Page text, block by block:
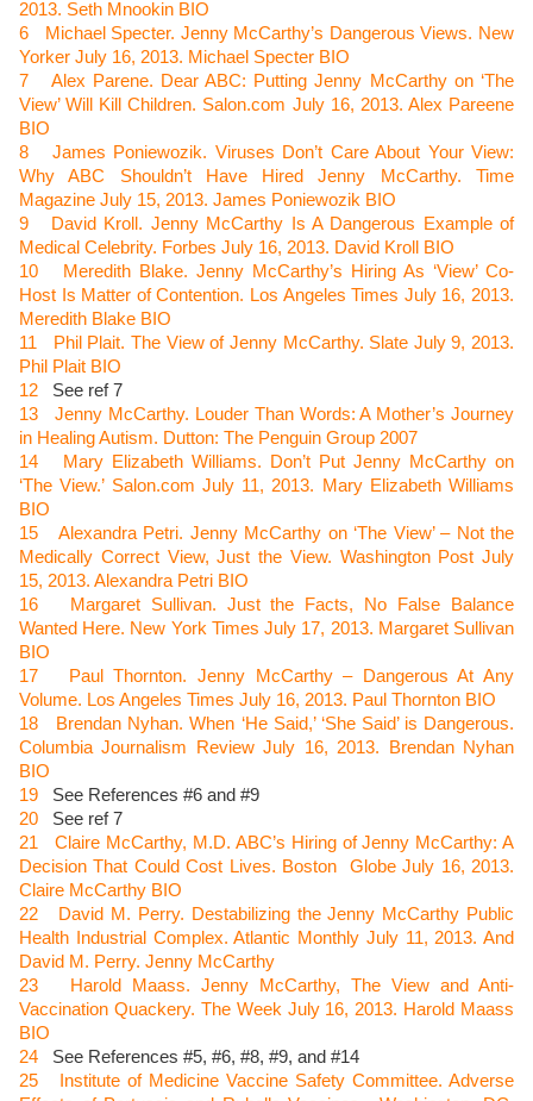
2013. Seth Mnookin BIO
6
Michael Specter. Jenny McCarthy’s Dangerous Views. New
Yorker July 16, 2013. Michael Specter BIO
7
Alex Parene. Dear ABC: Putting Jenny McCarthy on ‘The
View’ Will Kill Children. Salon.com July 16, 2013. Alex Pareene
BIO
8
James Poniewozik. Viruses Don’t Care About Your View:
Why ABC Shouldn’t Have Hired Jenny McCarthy. Time
Magazine July 15, 2013. James Poniewozik BIO
9
David Kroll. Jenny McCarthy Is A Dangerous Example of
Medical Celebrity. Forbes July 16, 2013. David Kroll BIO
10
Meredith Blake. Jenny McCarthy’s Hiring As ‘View’ Co-
Host Is Matter of Contention. Los Angeles Times July 16, 2013.
Meredith Blake BIO
11
Phil Plait. The View of Jenny McCarthy. Slate July 9, 2013.
Phil Plait BIO
12
See ref 7
13
Jenny McCarthy. Louder Than Words: A Mother’s Journey
in Healing Autism. Dutton: The Penguin Group 2007
14
Mary Elizabeth Williams. Don’t Put Jenny McCarthy on
‘The View.’ Salon.com July 11, 2013. Mary Elizabeth Williams
BIO
15
Alexandra Petri. Jenny McCarthy on ‘The View’ – Not the
Medically Correct View, Just the View. Washington Post July
15, 2013. Alexandra Petri BIO
16
Margaret Sullivan. Just the Facts, No False Balance
Wanted Here. New York Times July 17, 2013. Margaret Sullivan
BIO
17
Paul Thornton. Jenny McCarthy – Dangerous At Any
Volume. Los Angeles Times July 16, 2013. Paul Thornton BIO
18
Brendan Nyhan. When ‘He Said,’ ‘She Said’ is Dangerous.
Columbia Journalism Review July 16, 2013. Brendan Nyhan
BIO
19
See References #6 and #9
20
See ref 7
21
Claire McCarthy, M.D. ABC’s Hiring of Jenny McCarthy: A
Decision That Could Cost Lives. Boston
Globe July 16, 2013.
Claire McCarthy BIO
22
David M. Perry. Destabilizing the Jenny McCarthy Public
Health Industrial Complex. Atlantic Monthly July 11, 2013. And
David M. Perry. Jenny McCarthy
23
Harold Maass. Jenny McCarthy, The View and Anti-
Vaccination Quackery. The Week July 16, 2013. Harold Maass
BIO
24
See References #5, #6, #8, #9, and #14
25
Institute of Medicine Vaccine Safety Committee. Adverse